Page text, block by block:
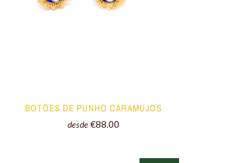
BOTÕES DE PUNHO CARAMUJOS
desde €88.00